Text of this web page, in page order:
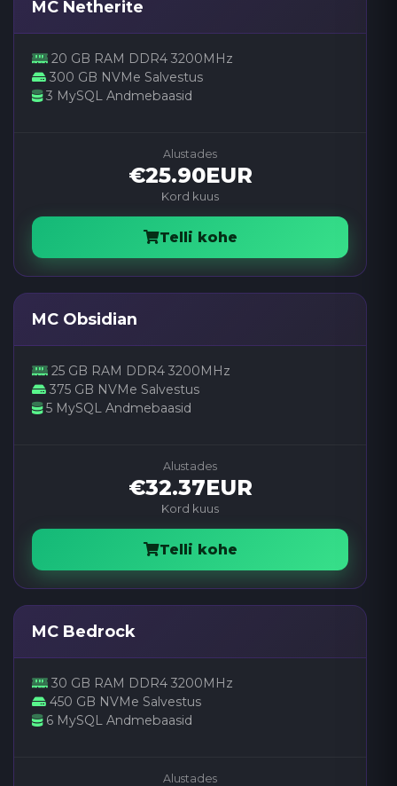
MC Netherite
20 GB RAM DDR4 3200MHz
300 GB NVMe Salvestus
3 MySQL Andmebaasid
Alustades
€25.90EUR
Kord kuus
Telli kohe
MC Obsidian
25 GB RAM DDR4 3200MHz
375 GB NVMe Salvestus
5 MySQL Andmebaasid
Alustades
€32.37EUR
Kord kuus
Telli kohe
MC Bedrock
30 GB RAM DDR4 3200MHz
450 GB NVMe Salvestus
6 MySQL Andmebaasid
Alustades